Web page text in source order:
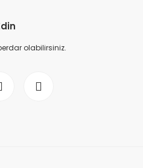
olabilirsiniz.